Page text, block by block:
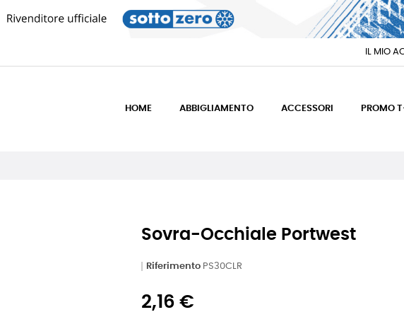
IL MIO
HOME ABBIGLIAMENTO ACCESSORI PROMO
Sovra-Occhiale Portwest
Riferimento PS30CLR
2,16 €